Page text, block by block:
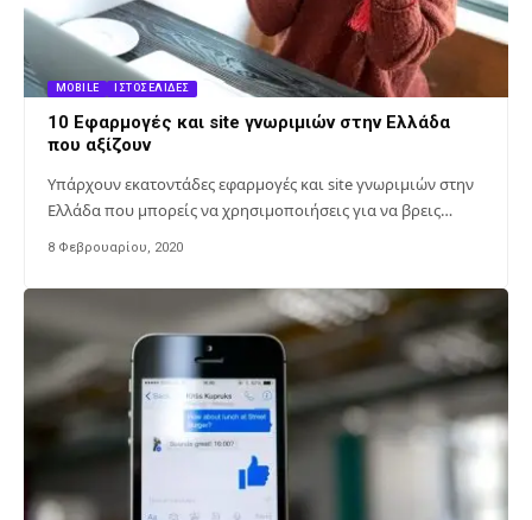
MOBILE ΙΣΤΟΣΕΛΊΔΕΣ
10 Εφαρμογές και site γνωριμιών στην Ελλάδα
που αξίζουν
Υπάρχουν εκατοντάδες εφαρμογές και site γνωριμιών στην
Ελλάδα που μπορείς να χρησιμοποιήσεις για να βρεις…
8 Φεβρουαρίου, 2020